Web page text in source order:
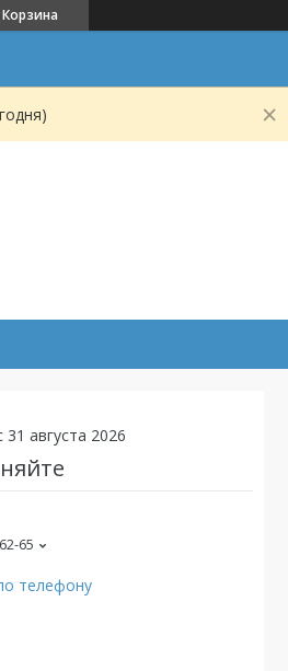
Корзина
августа 2026
65
телефону